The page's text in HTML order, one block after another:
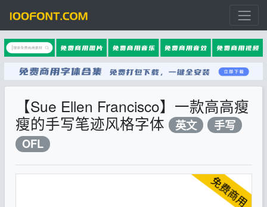
【Sue Ellen Francisco】一款高高瘦
瘦的手写笔迹风格字体
英文
手写
OFL